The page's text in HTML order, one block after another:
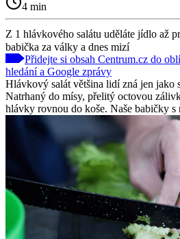
4 min
Z 1 hlávkového salátu uděláte jídlo až
babička za války a dnes mizí
Přidejte si obsah Centrum.cz do
hledání a Google zprávy
Hlávkový salát většina lidí zná jen jako
Natrhaný do mísy, přelitý octovou
hlávky rovnou do koše. Naše babičky s